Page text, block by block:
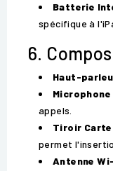
Batterie
spécifique à
6.
Haut-
Microphone
appels.
Tiroir Carte
permet
Antenne